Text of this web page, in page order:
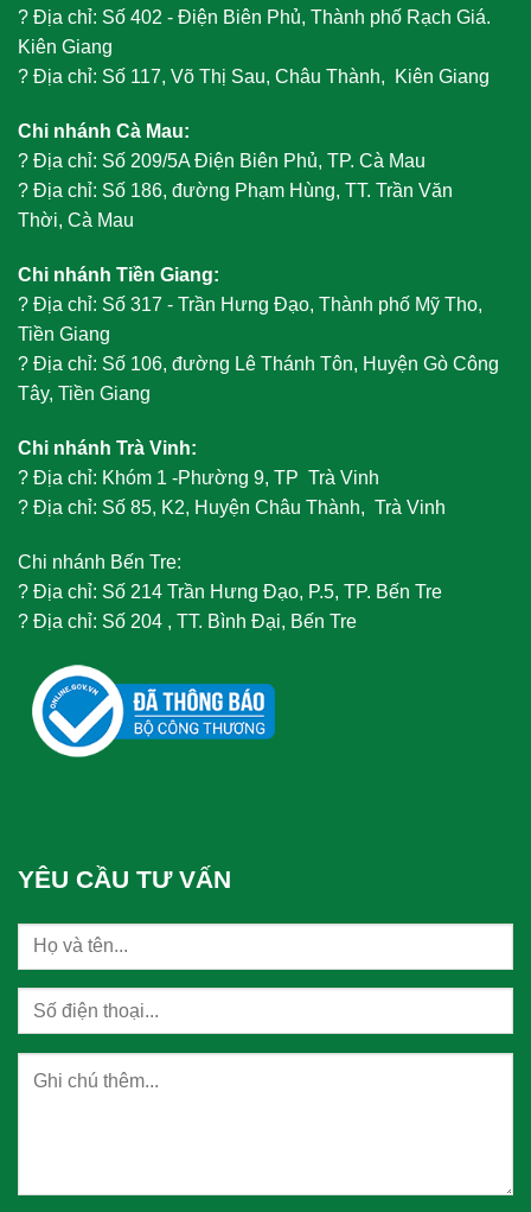
? Địa chỉ: Số 402 - Điện Biên Phủ, Thành phố Rạch Giá.
Kiên Giang
? Địa chỉ: Số 117, Võ Thị Sau, Châu Thành, Kiên Giang
Chi nhánh Cà Mau:
? Địa chỉ: Số 209/5A Điện Biên Phủ, TP. Cà Mau
? Địa chỉ: Số 186, đường Phạm Hùng, TT. Trần Văn
Thời, Cà Mau
Chi nhánh Tiền Giang:
? Địa chỉ: Số 317 - Trần Hưng Đạo, Thành phố Mỹ Tho,
Tiền Giang
? Địa chỉ: Số 106, đường Lê Thánh Tôn, Huyện Gò Công
Tây, Tiền Giang
Chi nhánh Trà Vinh:
? Địa chỉ: Khóm 1 -Phường 9, TP Trà Vinh
? Địa chỉ: Số 85, K2, Huyện Châu Thành, Trà Vinh
Chi nhánh Bến Tre:
? Địa chỉ: Số 214 Trần Hưng Đạo, P.5, TP. Bến Tre
? Địa chỉ: Số 204 , TT. Bình Đại, Bến Tre
YÊU CẦU TƯ VẤN